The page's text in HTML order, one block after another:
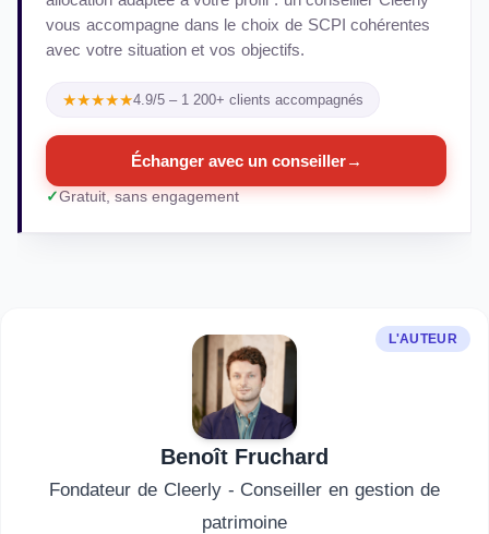
vous accompagne dans le choix de SCPI cohérentes
avec votre situation et vos objectifs.
★★★★★4.9/5 – 1 200+ clients accompagnés
Échanger avec un conseiller→
Gratuit, sans engagement
L'AUTEUR
Benoît Fruchard
Fondateur de Cleerly - Conseiller en gestion de
patrimoine